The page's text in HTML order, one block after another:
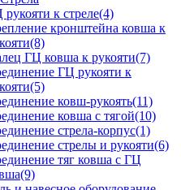
рукояти к стреле(4)
кронштейна ковша к
ГЦ ковша к рукояти(7)
ГЦ рукояти к
ковш-рукоять(11)
ковша с тягой(10)
стрела-корпус(1)
стрелы и рукояти(6)
тяг ковша с ГЦ